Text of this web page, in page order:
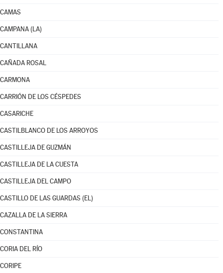
CAMAS
CAMPANA (LA)
CANTILLANA
CAÑADA ROSAL
CARMONA
CARRIÓN DE LOS CÉSPEDES
CASARICHE
CASTILBLANCO DE LOS ARROYOS
CASTILLEJA DE GUZMÁN
CASTILLEJA DE LA CUESTA
CASTILLEJA DEL CAMPO
CASTILLO DE LAS GUARDAS (EL)
CAZALLA DE LA SIERRA
CONSTANTINA
CORIA DEL RÍO
CORIPE